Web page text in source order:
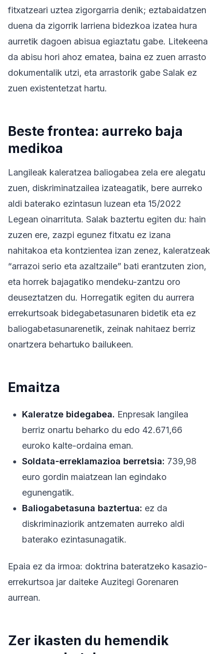
fitxatzeari uztea zigorgarria denik; eztabaidatzen
duena da zigorrik larriena bidezkoa izatea hura
aurretik dagoen abisua egiaztatu gabe. Litekeena
da abisu hori ahoz ematea, baina ez zuen arrasto
dokumentalik utzi, eta arrastorik gabe Salak ez
zuen existentetzat hartu.
Beste frontea: aurreko baja
medikoa
Langileak kaleratzea baliogabea zela ere alegatu
zuen, diskriminatzailea izateagatik, bere aurreko
aldi baterako ezintasun luzean eta 15/2022
Legean oinarrituta. Salak baztertu egiten du: hain
zuzen ere, zazpi egunez fitxatu ez izana
nahitakoa eta kontzientea izan zenez, kaleratzeak
“arrazoi serio eta azaltzaile” bati erantzuten zion,
eta horrek bajagatiko mendeku-zantzu oro
deuseztatzen du. Horregatik egiten du aurrera
errekurtsoak bidegabetasunaren bidetik eta ez
baliogabetasunarenetik, zeinak nahitaez berriz
onartzera behartuko bailukeen.
Emaitza
Kaleratze bidegabea. Enpresak langilea
berriz onartu beharko du edo 42.671,66
euroko kalte-ordaina eman.
Soldata-erreklamazioa berretsia: 739,98
euro gordin maiatzean lan egindako
egunengatik.
Baliogabetasuna baztertua: ez da
diskriminaziorik antzematen aurreko aldi
baterako ezintasunagatik.
Epaia ez da irmoa: doktrina bateratzeko kasazio-
errekurtsoa jar daiteke Auzitegi Gorenaren
aurrean.
Zer ikasten du hemendik